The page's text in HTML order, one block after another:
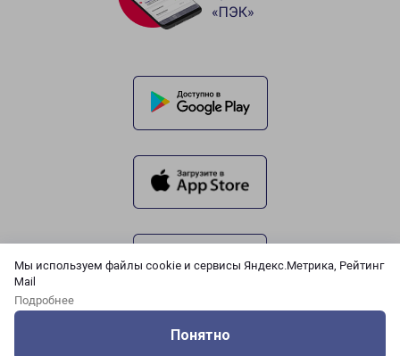
Мы используем файлы cookie и сервисы Яндекс.Метрика, Рейтинг
Mail
Подробнее
Понятно